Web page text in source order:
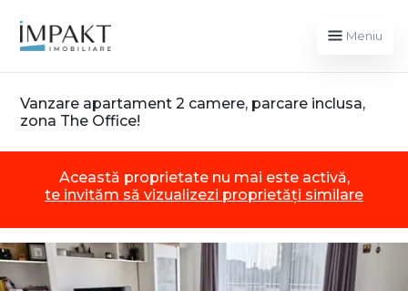
Meniu
Vanzare apartament 2 camere, parcare inclusa,
zona The Office!
Această proprietate nu mai este activă,
te invităm să vizualizezi proprietăți similare